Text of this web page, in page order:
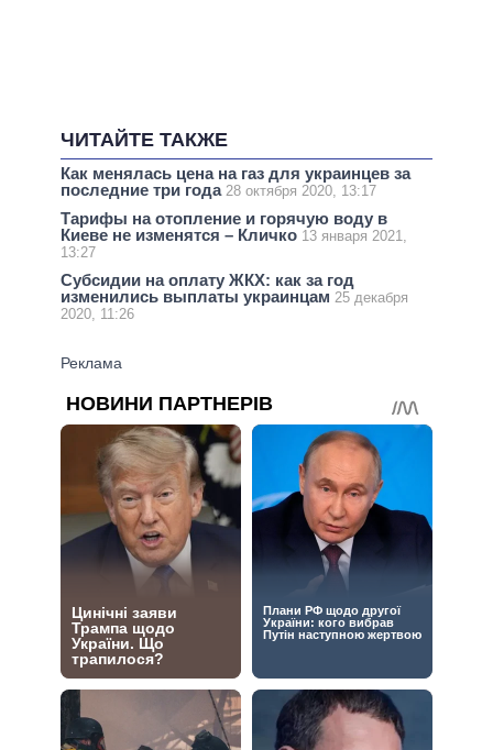
ЧИТАЙТЕ ТАКЖЕ
Как менялась цена на газ для украинцев за
последние три года 28 октября 2020, 13:17
Тарифы на отопление и горячую воду в
Киеве не изменятся – Кличко 13 января 2021,
13:27
Субсидии на оплату ЖКХ: как за год
изменились выплаты украинцам 25 декабря
2020, 11:26